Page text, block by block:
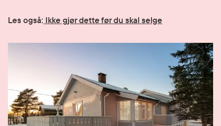
Les også: Ikke gjør dette før du skal selge